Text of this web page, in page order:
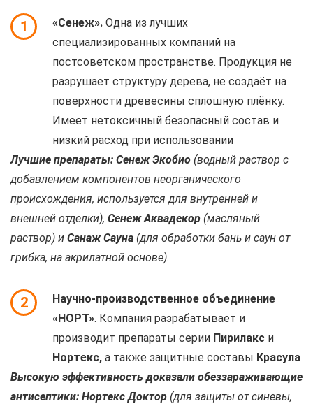
1 «Сенеж». Одна из лучших
специализированных компаний на
постсоветском пространстве. Продукция не
разрушает структуру дерева, не создаёт на
поверхности древесины сплошную плёнку.
Имеет нетоксичный безопасный состав и
низкий расход при использовании
Лучшие препараты: Сенеж Экобио (водный раствор с
добавлением компонентов неорганического
происхождения, используется для внутренней и
внешней отделки), Сенеж Аквадекор (масляный
раствор) и Санаж Сауна (для обработки бань и саун от
грибка, на акрилатной основе).
2
Научно-производственное объединение
«НОРТ». Компания разрабатывает и
производит препараты серии Пирилакс и
Нортекс, а также защитные составы Красула
Высокую эффективность доказали обеззараживающие
антисептики: Нортекс Доктор (для защиты от синевы,